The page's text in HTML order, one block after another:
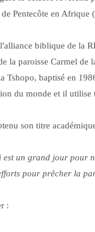
Pentecôte en
biblique de la
la paroisse Carmel
Tshopo, baptisé en
du monde et il utilise
son titre
un grand jour pour
pour prêcher la
: